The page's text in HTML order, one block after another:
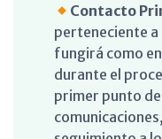
Contacto
perteneciente
fungirá como
durante el
primer punto